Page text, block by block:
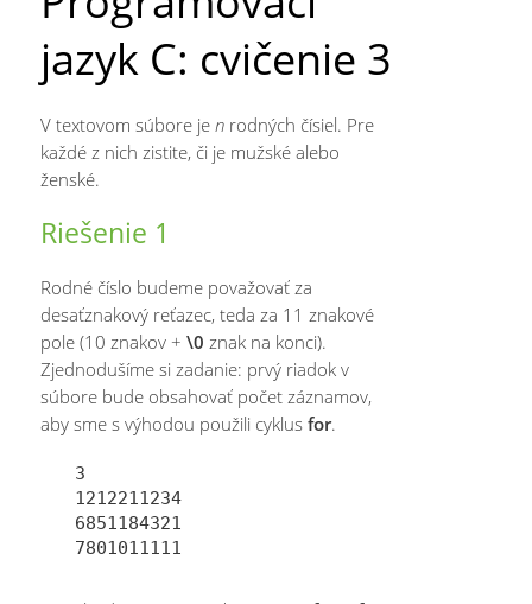
jazyk C: cvičenie 3
V textovom súbore jen rodných čísiel. Pre
každé z nich zistite, či je mužské alebo
ženské.
Riešenie 1
Rodné číslo budeme považovať za
desaťznakový reťazec, teda za 11 znakové
pole (10 znakov +\0 znak na konci).
Zjednodušíme si zadanie: prvý riadok v
súbore bude obsahovať počet záznamov,
aby sme s výhodou použili cyklusfor.
3
1212211234
6851184321